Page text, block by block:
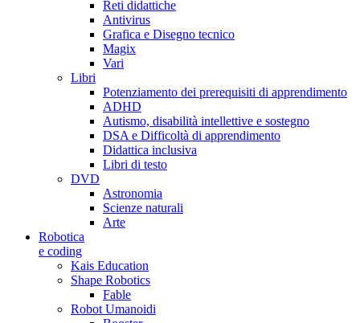
Reti didattiche
Antivirus
Grafica e Disegno tecnico
Magix
Vari
Libri
Potenziamento dei prerequisiti di apprendimento
ADHD
Autismo, disabilità intellettive e sostegno
DSA e Difficoltà di apprendimento
Didattica inclusiva
Libri di testo
DVD
Astronomia
Scienze naturali
Arte
Robotica
e coding
Kais Education
Shape Robotics
Fable
Robot Umanoidi